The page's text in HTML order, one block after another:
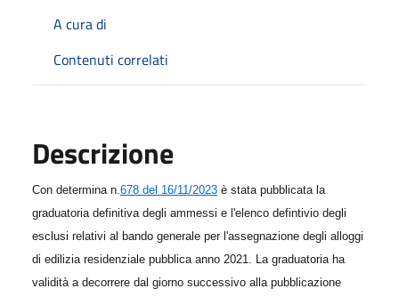
A cura di
Contenuti correlati
Descrizione
Con determina n. 678 del 16/11/2023 è stata pubblicata la
graduatoria definitiva degli ammessi e l'elenco defintivio degli
esclusi relativi al bando generale per l'assegnazione degli alloggi
di edilizia residenziale pubblica anno 2021. La graduatoria ha
validità a decorrere dal giorno successivo alla pubblicazione